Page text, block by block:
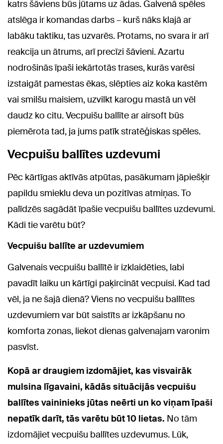
katrs šāviens būs jūtams uz ādas. Galvenā spēles
atslēga ir komandas darbs – kurš nāks klajā ar
labāku taktiku, tas uzvarēs. Protams, no svara ir arī
reakcija un ātrums, arī precīzi šāvieni. Azartu
nodrošinās īpaši iekārtotās trases, kurās varēsi
izstaigāt pamestas ēkas, slēpties aiz koka kastēm
vai smilšu maisiem, uzvilkt karogu mastā un vēl
daudz ko citu. Vecpuišu ballīte ar airsoft būs
piemērota tad, ja jums patīk stratēģiskas spēles.
Vecpuišu ballītes uzdevumi
Pēc kārtīgas aktīvās atpūtas, pasākumam jāpiešķir
papildu smieklu deva un pozitīvas atmiņas. To
palīdzēs sagādāt īpašie vecpuišu ballītes uzdevumi.
Kādi tie varētu būt?
Vecpuišu ballīte ar uzdevumiem
Galvenais vecpuišu ballītē ir izklaidēties, labi
pavadīt laiku un kārtīgi paķircināt vecpuisi. Kad tad
vēl, ja ne šajā dienā? Viens no vecpuišu ballītes
uzdevumiem var būt saistīts ar izkāpšanu no
komforta zonas, liekot dienas galvenajam varonim
pasvīst.
Kopā ar draugiem izdomājiet, kas visvairāk
mulsina līgavaini, kādās situācijās vecpuišu
ballītes vaininieks jūtas neērti un ko viņam īpaši
nepatīk darīt, tās varētu būt 10 lietas. No tām
izdomājiet vecpuišu ballītes uzdevumus. Lūk,